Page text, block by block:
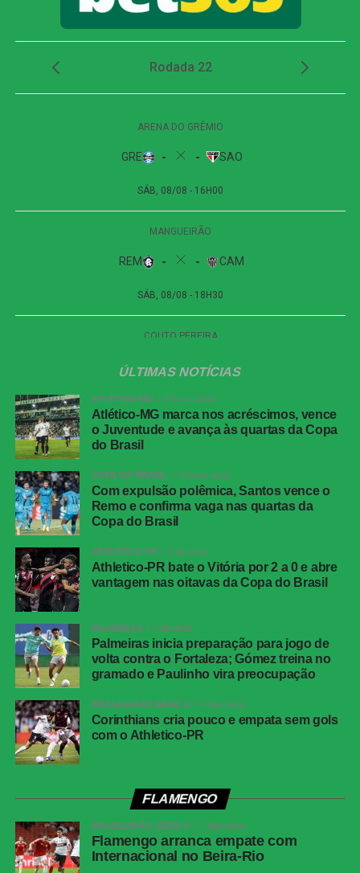
segunda trave, e Viveros apareceu para cabecear. A
finalização, porém, explodiu no travessão e quase
pouca efetividade ofensiva apresentada durante a
Próximos jogos
de ida das oitavas de final)
Data e horário:02.08 (domingo), às 19h30 (de
Athletico-PR x Vitória| Copa do Brasil (jogo de
Data e horário:03.08 (segunda-feira), às 21h (de
Brasília)
Local:
FICHA
TÉCNICA
Partida
Competição
Campeonato Brasileiro – 21ª rodada
Local
Neo Química Arena, São Paulo (SP)
Data
Horário
19h30 (de Brasília)
Público
38.963 torcedores
Renda
Cartões
amarelos
Benavídez, Jadson, Portilla e Santos
(Athletico-PR); Fernando Diniz, André
Cartões
Nenhum
Árbitro
Paulo Cesar Zanovelli da Silva (MG)
Assistentes
Nailton Junior de Sousa Oliveira (CE) e
ÚLTIMAS NOTÍCIAS
ATLÉTICO-MG 8 horas atrás
Atlético-MG marca nos acréscimos, vence
o Juventude e avança às quartas da Copa
do Brasil
COPA DO BRASIL 8 horas atrás
Com expulsão polêmica, Santos vence o
Remo e confirma vaga nas quartas da
Copa do Brasil
ATHLETICO-PR 1 dia atrás
Athletico-PR bate o Vitória por 2 a 0 e abre
vantagem nas oitavas da Copa do Brasil
PALMEIRAS 1 dia atrás
Palmeiras inicia preparação para jogo de
volta contra o Fortaleza; Gómez treina no
gramado e Paulinho vira preocupação
BRASILEIRÃO SÉRIE A 6 dias atrás
Corinthians cria pouco e empata sem gols
com o Athletico-PR
FLAMENGO
BRASILEIRÃO SÉRIE A 7 dias atrás
Flamengo arranca empate com
Internacional no Beira-Rio